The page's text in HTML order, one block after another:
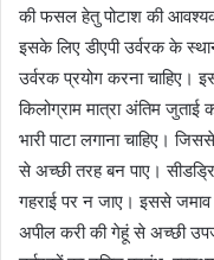
की फसल हेतु पोटाश की
इसके लिए डीएपी उर्वरक के
उर्वरक प्रयोग करना चाहिए।
किलोग्राम मात्रा अंतिम
भारी पाटा लगाना चाहिए।
से अच्छी तरह बन पाए।
गहराई पर न जाए। इससे
अपील करी की गेहूं से अच्छी